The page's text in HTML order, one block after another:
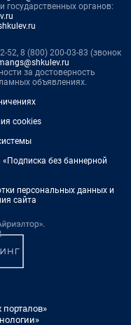
органов:
52, 8 (800) 200-03-83 (звонок
за достоверность
объявлениях.
cookies
без баннерной
персональных данных и
сайта